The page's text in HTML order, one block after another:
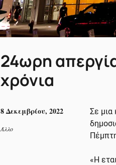
24ωρη
χρόνια
8 Δεκεμβρίου, 2022
Άλλο
Σε μια
«Η